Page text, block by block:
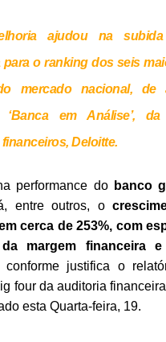
ajudou na
para o ranking dos seis
mercado nacional,
‘Banca em Análise’,
Deloitte.
performance dobanco
entre outros, o
cerca de 253%, com
da margem financeira
conforme justifica o
four da auditoria
esta Quarta-feira, 19.